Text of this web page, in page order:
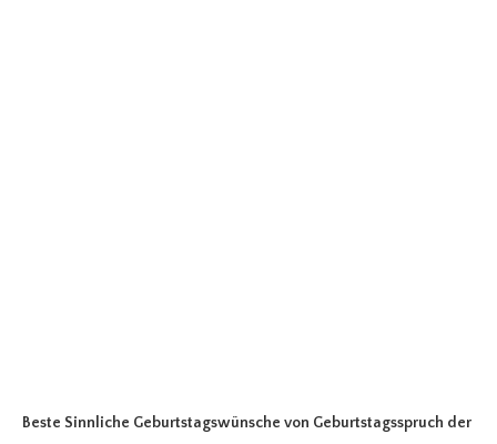
Beste Sinnliche Geburtstagswünsche von Geburtstagsspruch der